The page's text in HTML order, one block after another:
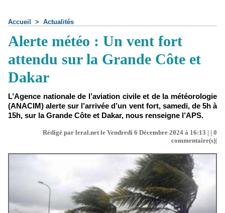
Accueil > Actualités
Alerte météo : Un vent fort
attendu sur la Grande Côte et
Dakar
L’Agence nationale de l’aviation civile et de la météorologie
(ANACIM) alerte sur l’arrivée d’un vent fort, samedi, de 5h à
15h, sur la Grande Côte et Dakar, nous renseigne l’APS.
Rédigé par leral.net le Vendredi 6 Décembre 2024 à 16:13 | | 0
commentaire(s)|